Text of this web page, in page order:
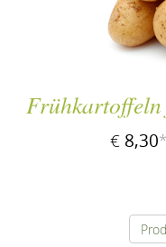
Frühkartoffeln
€ 8,30*